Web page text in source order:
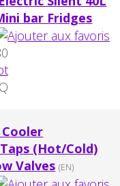
bar Fridges
(Hot/Cold)
Valves (EN)